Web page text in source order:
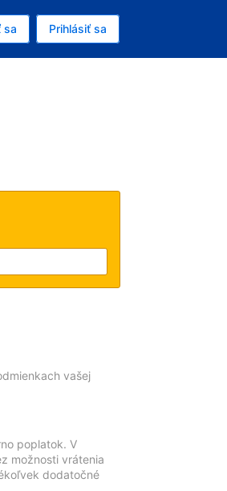
sa Prihlásiť sa
vašej
poplatok. V
možnosti vrátenia
dodatočné